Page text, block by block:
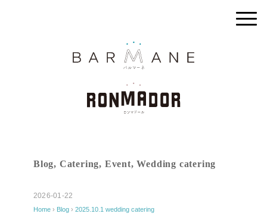
Blog, Catering, Event,Wedding catering
2026-01-22
Home › Blog › 2025.10.1 wedding catering